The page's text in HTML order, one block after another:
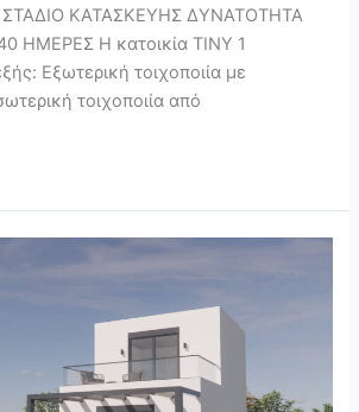
ΣΤΑΔΙΟ ΚΑΤΑΣΚΕΥΗΣ ΔΥΝΑΤΟΤΗΤΑ
ΗΜΕΡΕΣ Η κατοικία TINY 1
Εξωτερική τοιχοποιία με
τοιχοποιία από